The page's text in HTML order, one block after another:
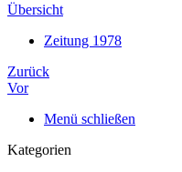
Übersicht
Zeitung 1978
Zurück
Vor
Menü schließen
Kategorien